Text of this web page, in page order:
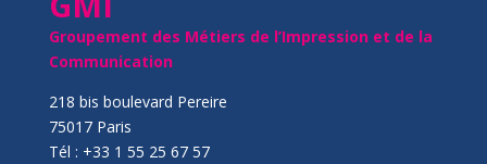
Groupement des Métiers de l’Impression et de la
Communication
218 bis boulevard Pereire
75017 Paris
Tél : +33 1 55 25 67 57